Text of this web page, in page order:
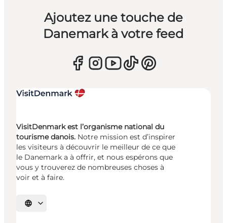
Ajoutez une touche de
Danemark à votre feed
VisitDenmark est l’organisme national du
tourisme danois. Notre mission est d’inspirer
les visiteurs à découvrir le meilleur de ce que
le Danemark a à offrir, et nous espérons que
vous y trouverez de nombreuses choses à
voir et à faire.
Choisissez la langue